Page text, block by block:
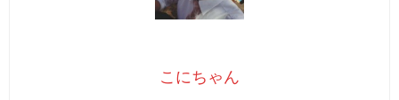
こにちゃん